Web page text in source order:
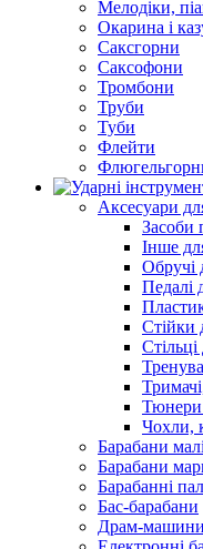
Мелодіки,
Окарина і
Саксгорни
Саксофони
Тромбони
Труби
Туби
Флейти
Аксесуари
Засоби
Інше
Обручі
Педалі
Стійки
Тюнери
Чохли,
Барабани малі
Барабани
Барабанні
Бас-барабани
Драм-машини